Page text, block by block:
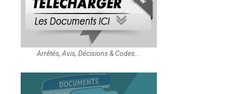
Arrêtés, Avis, Décisions & Codes...